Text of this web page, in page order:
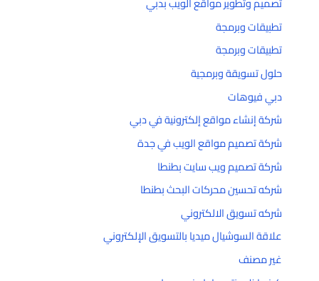
تطبيقات وبرمجة
تطبيقات وبرمجة
حلول تسويقة وبرمجية
دبي فيوهات
شركة إنشاء مواقع إلكترونية في دبي
شركة تصميم مواقع الويب في جدة
شركة تصميم ويب سايت بطنطا
شركه تحسين محركات البحث بطنطا
شركه تسويق الالكتروني
علاقة السوشيال ميديا بالتسويق الإلكتروني
غير مصنف